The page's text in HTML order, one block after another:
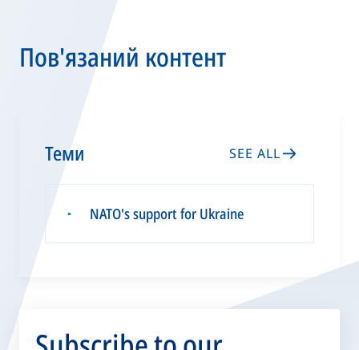
Пов'язаний контент
Теми SEE ALL
▪ NATO's support for Ukraine